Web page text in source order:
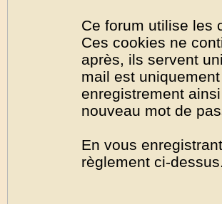
Ce forum utilise les
Ces cookies ne
après, ils servent
mail est
enregistrement
nouveau mot de
En vous
règlement ci-dessus.